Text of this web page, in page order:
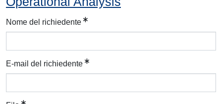
Nome del richiedente
E-mail del richiedente